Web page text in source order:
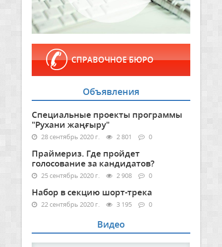
СПРАВОЧНОЕ БЮРО
Объявления
Специальные проекты программы
"Рухани жаңғыру"
28 сентябрь 2020 г. 2 801 0
Праймериз. Где пройдет
голосование за кандидатов?
25 сентябрь 2020 г. 2 908 0
Набор в секцию шорт-трека
22 сентябрь 2020 г. 3 195 0
Видео